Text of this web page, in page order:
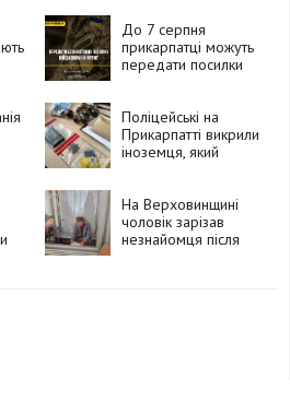
До 7 серпня
прикарпатці можуть
передати посилки
Поліцейські на
Прикарпатті викрили
іноземця, який
Telegram і збував їх
покупцям
На Верховинщині
чоловік зарізав
незнайомця після